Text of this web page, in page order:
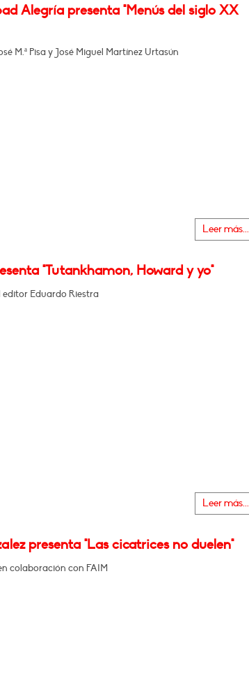
Alegría presenta "Menús del siglo XX
M.ª Pisa y José Miguel Martínez Urtasún
Leer más...
"Tutankhamon, Howard y yo"
Eduardo Riestra
Leer más...
presenta "Las cicatrices no duelen"
colaboración con FAIM